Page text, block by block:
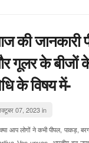
की जानकारी
गूलर के बीजों के
के विषय में-
07, 2023 in
आप लोगों ने कभी पीपल, पाकड़,